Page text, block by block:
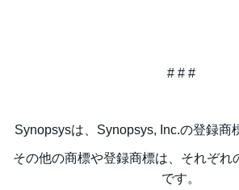
# # #
Synopsysは、Synopsys, Inc.の登録商
その他の商標や登録商標は、それぞれ
です。